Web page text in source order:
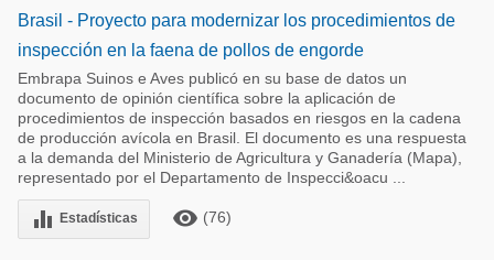
Brasil - Proyecto para modernizar los procedimientos de
inspección en la faena de pollos de engorde
Embrapa Suinos e Aves publicó en su base de datos un
documento de opinión científica sobre la aplicación de
procedimientos de inspección basados en riesgos en la cadena
de producción avícola en Brasil. El documento es una respuesta
a la demanda del Ministerio de Agricultura y Ganadería (Mapa),
representado por el Departamento de Inspecci&oacu ...
equalizer Estadísticas remove_red_eye (76)